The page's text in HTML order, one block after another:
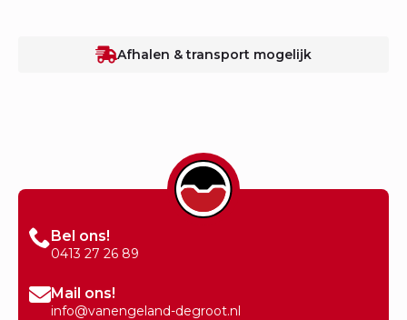
Afhalen & transport mogelijk
Bel ons!
0413 27 26 89
Mail ons!
info@vanengeland-degroot.nl